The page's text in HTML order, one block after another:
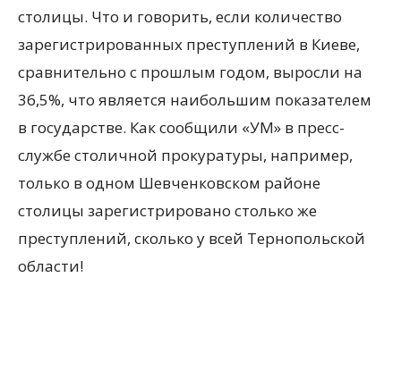
столицы. Что и говорить, если количество
зарегистрированных преступлений в Киеве,
сравнительно с прошлым годом, выросли на
36,5%, что является наибольшим показателем
в государстве. Как сообщили «УМ» в пресс-
службе столичной прокуратуры, например,
только в одном Шевченковском районе
столицы зарегистрировано столько же
преступлений, сколько у всей Тернопольской
области!